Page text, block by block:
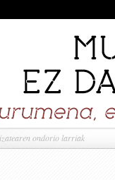
ondorio larriak